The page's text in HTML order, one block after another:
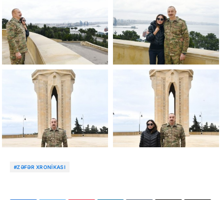
#ZƏFƏR XRONIKASI